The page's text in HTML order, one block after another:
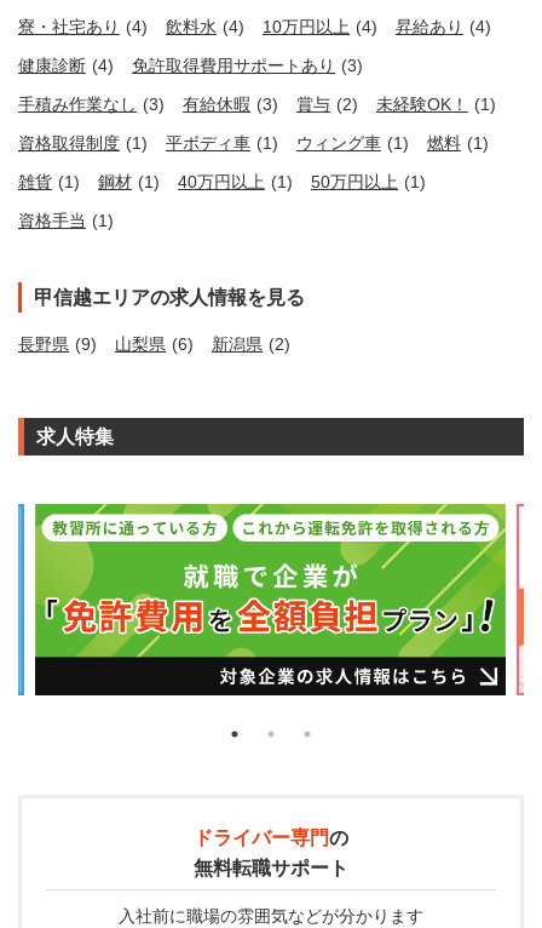
寮・社宅あり (4) 飲料水 (4) 10万円以上 (4) 昇給あり (4)
健康診断 (4) 免許取得費用サポートあり (3)
手積み作業なし (3) 有給休暇 (3) 賞与 (2) 未経験OK！
(1)
資格取得制度 (1) 平ボディ車 (1) ウィング車 (1) 燃料 (1)
雑貨 (1) 鋼材 (1) 40万円以上 (1) 50万円以上 (1)
資格手当 (1)
甲信越エリアの求人情報を見る
長野県 (9) 山梨県 (6) 新潟県 (2)
求人特集
ドライバー専門の
無料転職サポート
入社前に職場の雰囲気などが分かります